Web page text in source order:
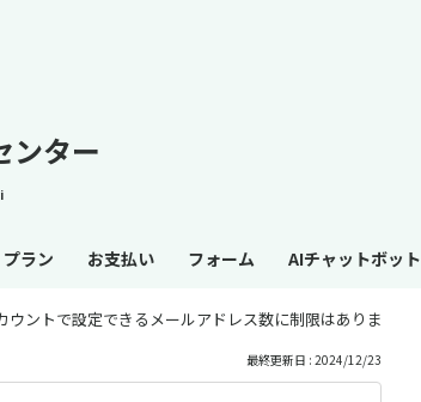
ンター
プラン お支払い フォーム AIチャットボット
ウントで設定できるメールアドレス数に制限はありますか
最終更新日 : 2024/12/23